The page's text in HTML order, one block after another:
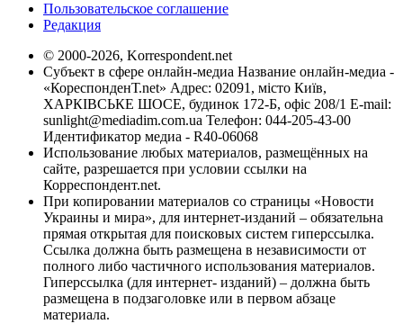
Пользовательское соглашение
Редакция
© 2000-2026, Korrespondent.net
Субъект в сфере онлайн-медиа Название онлайн-медиа -
«КореспонденТ.net» Адрес: 02091, місто Київ,
ХАРКІВСЬКЕ ШОСЕ, будинок 172-Б, офіс 208/1 E-mail:
sunlight@mediadim.com.ua Телефон: 044-205-43-00
Идентификатор медиа - R40-06068
Использование любых материалов, размещённых на
сайте, разрешается при условии ссылки на
Корреспондент.net.
При копировании материалов со страницы «Новости
Украины и мира», для интернет-изданий – обязательна
прямая открытая для поисковых систем гиперссылка.
Ссылка должна быть размещена в независимости от
полного либо частичного использования материалов.
Гиперссылка (для интернет- изданий) – должна быть
размещена в подзаголовке или в первом абзаце
материала.